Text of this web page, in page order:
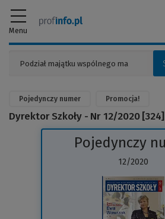
Menu
Pojedynczy numer Promocja!
Dyrektor Szkoły - Nr 12/2020 [324]
Pojedynczy
12/2020